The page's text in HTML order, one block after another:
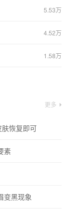
5.53万
4.52万
1.58万
更多
恢复即可
素
变黑现象